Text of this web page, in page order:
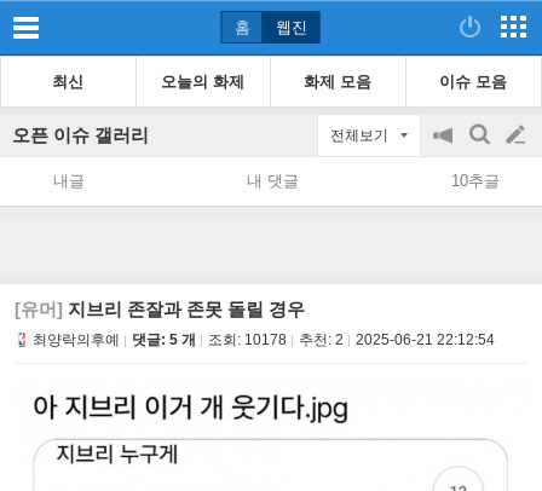
홈 웹진
최신 오늘의 화제 화제 모음 이슈 모음
오픈 이슈 갤러리 전체보기
공
지
on/off
검
색
글
쓰
내글 내 댓글 10추글
[유머] 지브리 존잘과 존못 돌릴 경우
최양락의후예 댓글: 5 개 조회: 10178 추천: 2 2025-06-21 22:12:54